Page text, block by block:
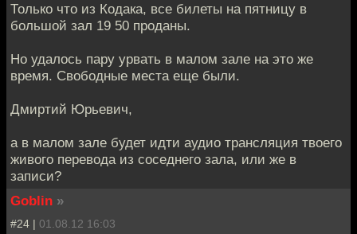
Только что из Кодака, все билеты на пятницу в
большой зал 19 50 проданы.
Но удалось пару урвать в малом зале на это же
время. Свободные места еще были.
Дмиртий Юрьевич,
а в малом зале будет идти аудио трансляция твоего
живого перевода из соседнего зала, или же в
записи?
Goblin »
#24 | 01.08.12 16:03